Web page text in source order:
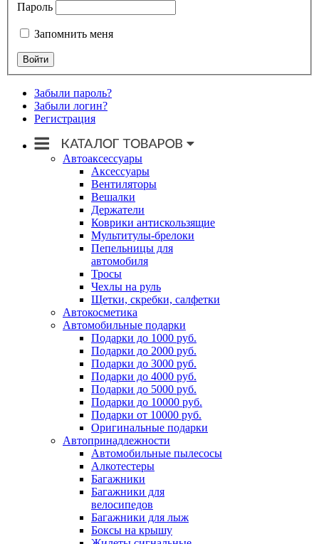
Пароль
Запомнить меня
Забыли пароль?
Забыли логин?
Регистрация
Автоаксессуары
Аксессуары
Вентиляторы
Вешалки
Держатели
Коврики антискользящие
Мультитулы-брелоки
Пепельницы для
автомобиля
Тросы
Чехлы на руль
Щетки, скребки, салфетки
Автокосметика
Автомобильные подарки
Подарки до 1000 руб.
Подарки до 2000 руб.
Подарки до 3000 руб.
Подарки до 4000 руб.
Подарки до 5000 руб.
Подарки до 10000 руб.
Подарки от 10000 руб.
Оригинальные подарки
Автопринадлежности
Автомобильные пылесосы
Алкотестеры
Багажники
Багажники для
велосипедов
Багажники для лыж
Боксы на крышу